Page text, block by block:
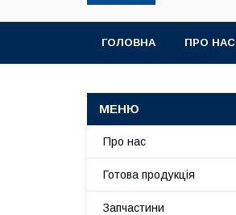
ГОЛОВНА ПРО НАС
Про нас
Готова продукція
Запчастини